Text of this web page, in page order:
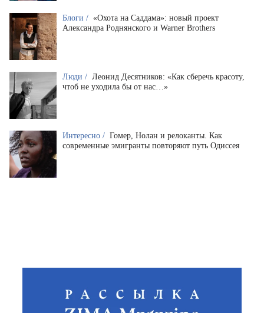
Блоги / «Охота на Саддама»: новый проект
Александра Роднянского и Warner Brothers
Люди / Леонид Десятников: «Как сберечь красоту,
чтоб не уходила бы от нас…»
Интересно / Гомер, Нолан и релоканты. Как
современные эмигранты повторяют путь Одиссея